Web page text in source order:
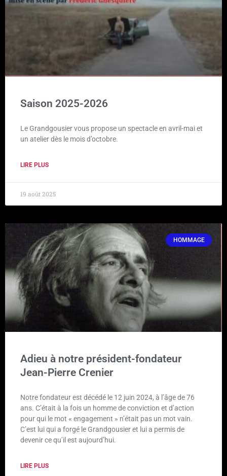
Saison 2025-2026
Le Grandgousier vous propose un spectacle en avril-mai et
un atelier dès le mois d’octobre.
LIRE PLUS
19 août 2025
HOMMAGE
Adieu à notre président-fondateur
Jean-Pierre Crenier
Notre fondateur est décédé le 12 juin 2024, à l’âge de 76
ans. C’était à la fois un homme de conviction et d’action
pour qui le mot « engagement » n’était pas un mot vain.
C’est lui qui a forgé le Grandgousier et lui a permis de
devenir ce qu’il est aujourd’hui.
LIRE PLUS